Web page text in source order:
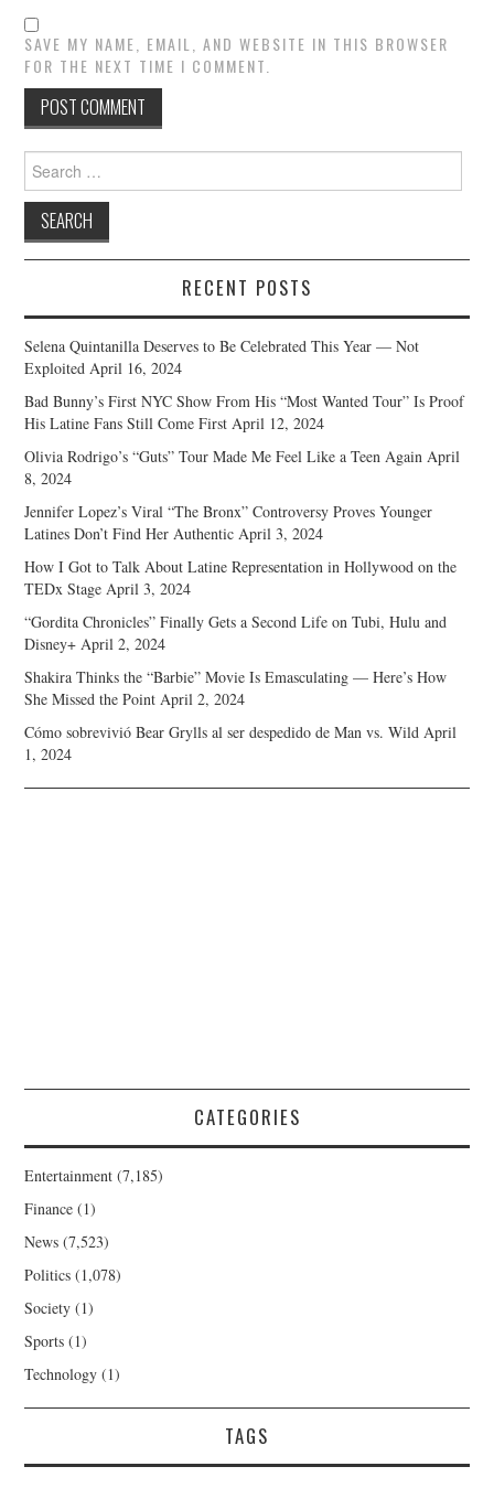
SAVE MY NAME, EMAIL, AND WEBSITE IN THIS BROWSER
FOR THE NEXT TIME I COMMENT.
Search
for:
RECENT POSTS
Selena Quintanilla Deserves to Be Celebrated This Year — Not
Exploited April 16, 2024
Bad Bunny’s First NYC Show From His “Most Wanted Tour” Is Proof
His Latine Fans Still Come First April 12, 2024
Olivia Rodrigo’s “Guts” Tour Made Me Feel Like a Teen Again April
8, 2024
Jennifer Lopez’s Viral “The Bronx” Controversy Proves Younger
Latines Don’t Find Her Authentic April 3, 2024
How I Got to Talk About Latine Representation in Hollywood on the
TEDx Stage April 3, 2024
“Gordita Chronicles” Finally Gets a Second Life on Tubi, Hulu and
Disney+ April 2, 2024
Shakira Thinks the “Barbie” Movie Is Emasculating — Here’s How
She Missed the Point April 2, 2024
Cómo sobrevivió Bear Grylls al ser despedido de Man vs. Wild April
1, 2024
CATEGORIES
Entertainment (7,185)
Finance (1)
News (7,523)
Politics (1,078)
Society (1)
Sports (1)
Technology (1)
TAGS